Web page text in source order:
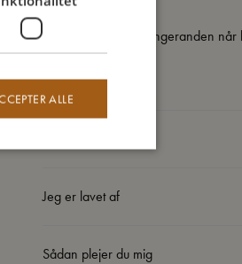
ADVARSEL! Fjern sengeranden
uden hjælp.
Jeg er lavet af
Sådan plejer du mig
ALLE